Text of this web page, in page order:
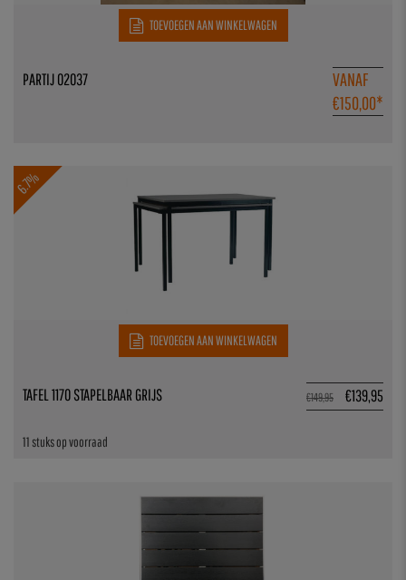
TOEVOEGEN AAN WINKELWAGEN
VANAF
€150,00*
PARTIJ 02037
6.7%
TOEVOEGEN AAN WINKELWAGEN
€149,95 €139,95
11 stuks op voorraad
TAFEL 1170 STAPELBAAR GRIJS